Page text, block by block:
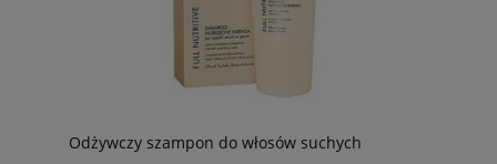
Odżywczy szampon do włosów suchych